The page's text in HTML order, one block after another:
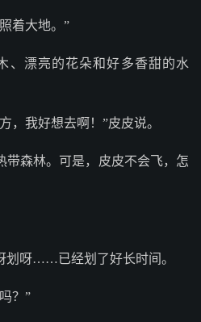
着大地。”
、漂亮的花朵和好多香甜的水
，我好想去啊！”皮皮说。
带森林。可是，皮皮不会飞，怎
划呀……已经划了好长时间。
？”